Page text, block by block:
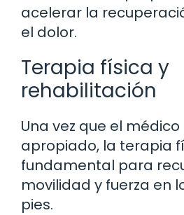
acelerar la
el dolor.
Terapia física y
rehabilitación
Una vez que el
apropiado, la terapia
fundamental para
movilidad y fuerza en
pies.